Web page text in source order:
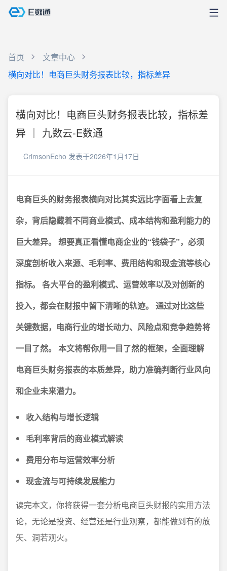
首页
文章中心
横向对比！电商巨头财务报表比较，指标差异
横向对比！电商巨头财务报表比较，指标差
异 ｜ 九数云-E数通
CrimsonEcho 发表于2026年1月17日
电商巨头的财务报表横向对比其实远比字面看上去复
杂，背后隐藏着不同商业模式、成本结构和盈利能力的
巨大差异。
想要真正看懂电商企业的“钱袋子”，必须
深度剖析收入来源、毛利率、费用结构和现金流等核心
指标。
各大平台的盈利模式、运营效率以及对创新的
投入，都会在财报中留下清晰的轨迹。
通过对比这些
关键数据，电商行业的增长动力、风险点和竞争趋势将
一目了然。
本文将帮你用一目了然的框架，全面理解
电商巨头财务报表的本质差异，助力准确判断行业风向
和企业未来潜力。
收入结构与增长逻辑
毛利率背后的商业模式解读
费用分布与运营效率分析
现金流与可持续发展能力
读完本文，你将获得一套分析电商巨头财报的实用方法
论，无论是投资、经营还是行业观察，都能做到有的放
矢、洞若观火。